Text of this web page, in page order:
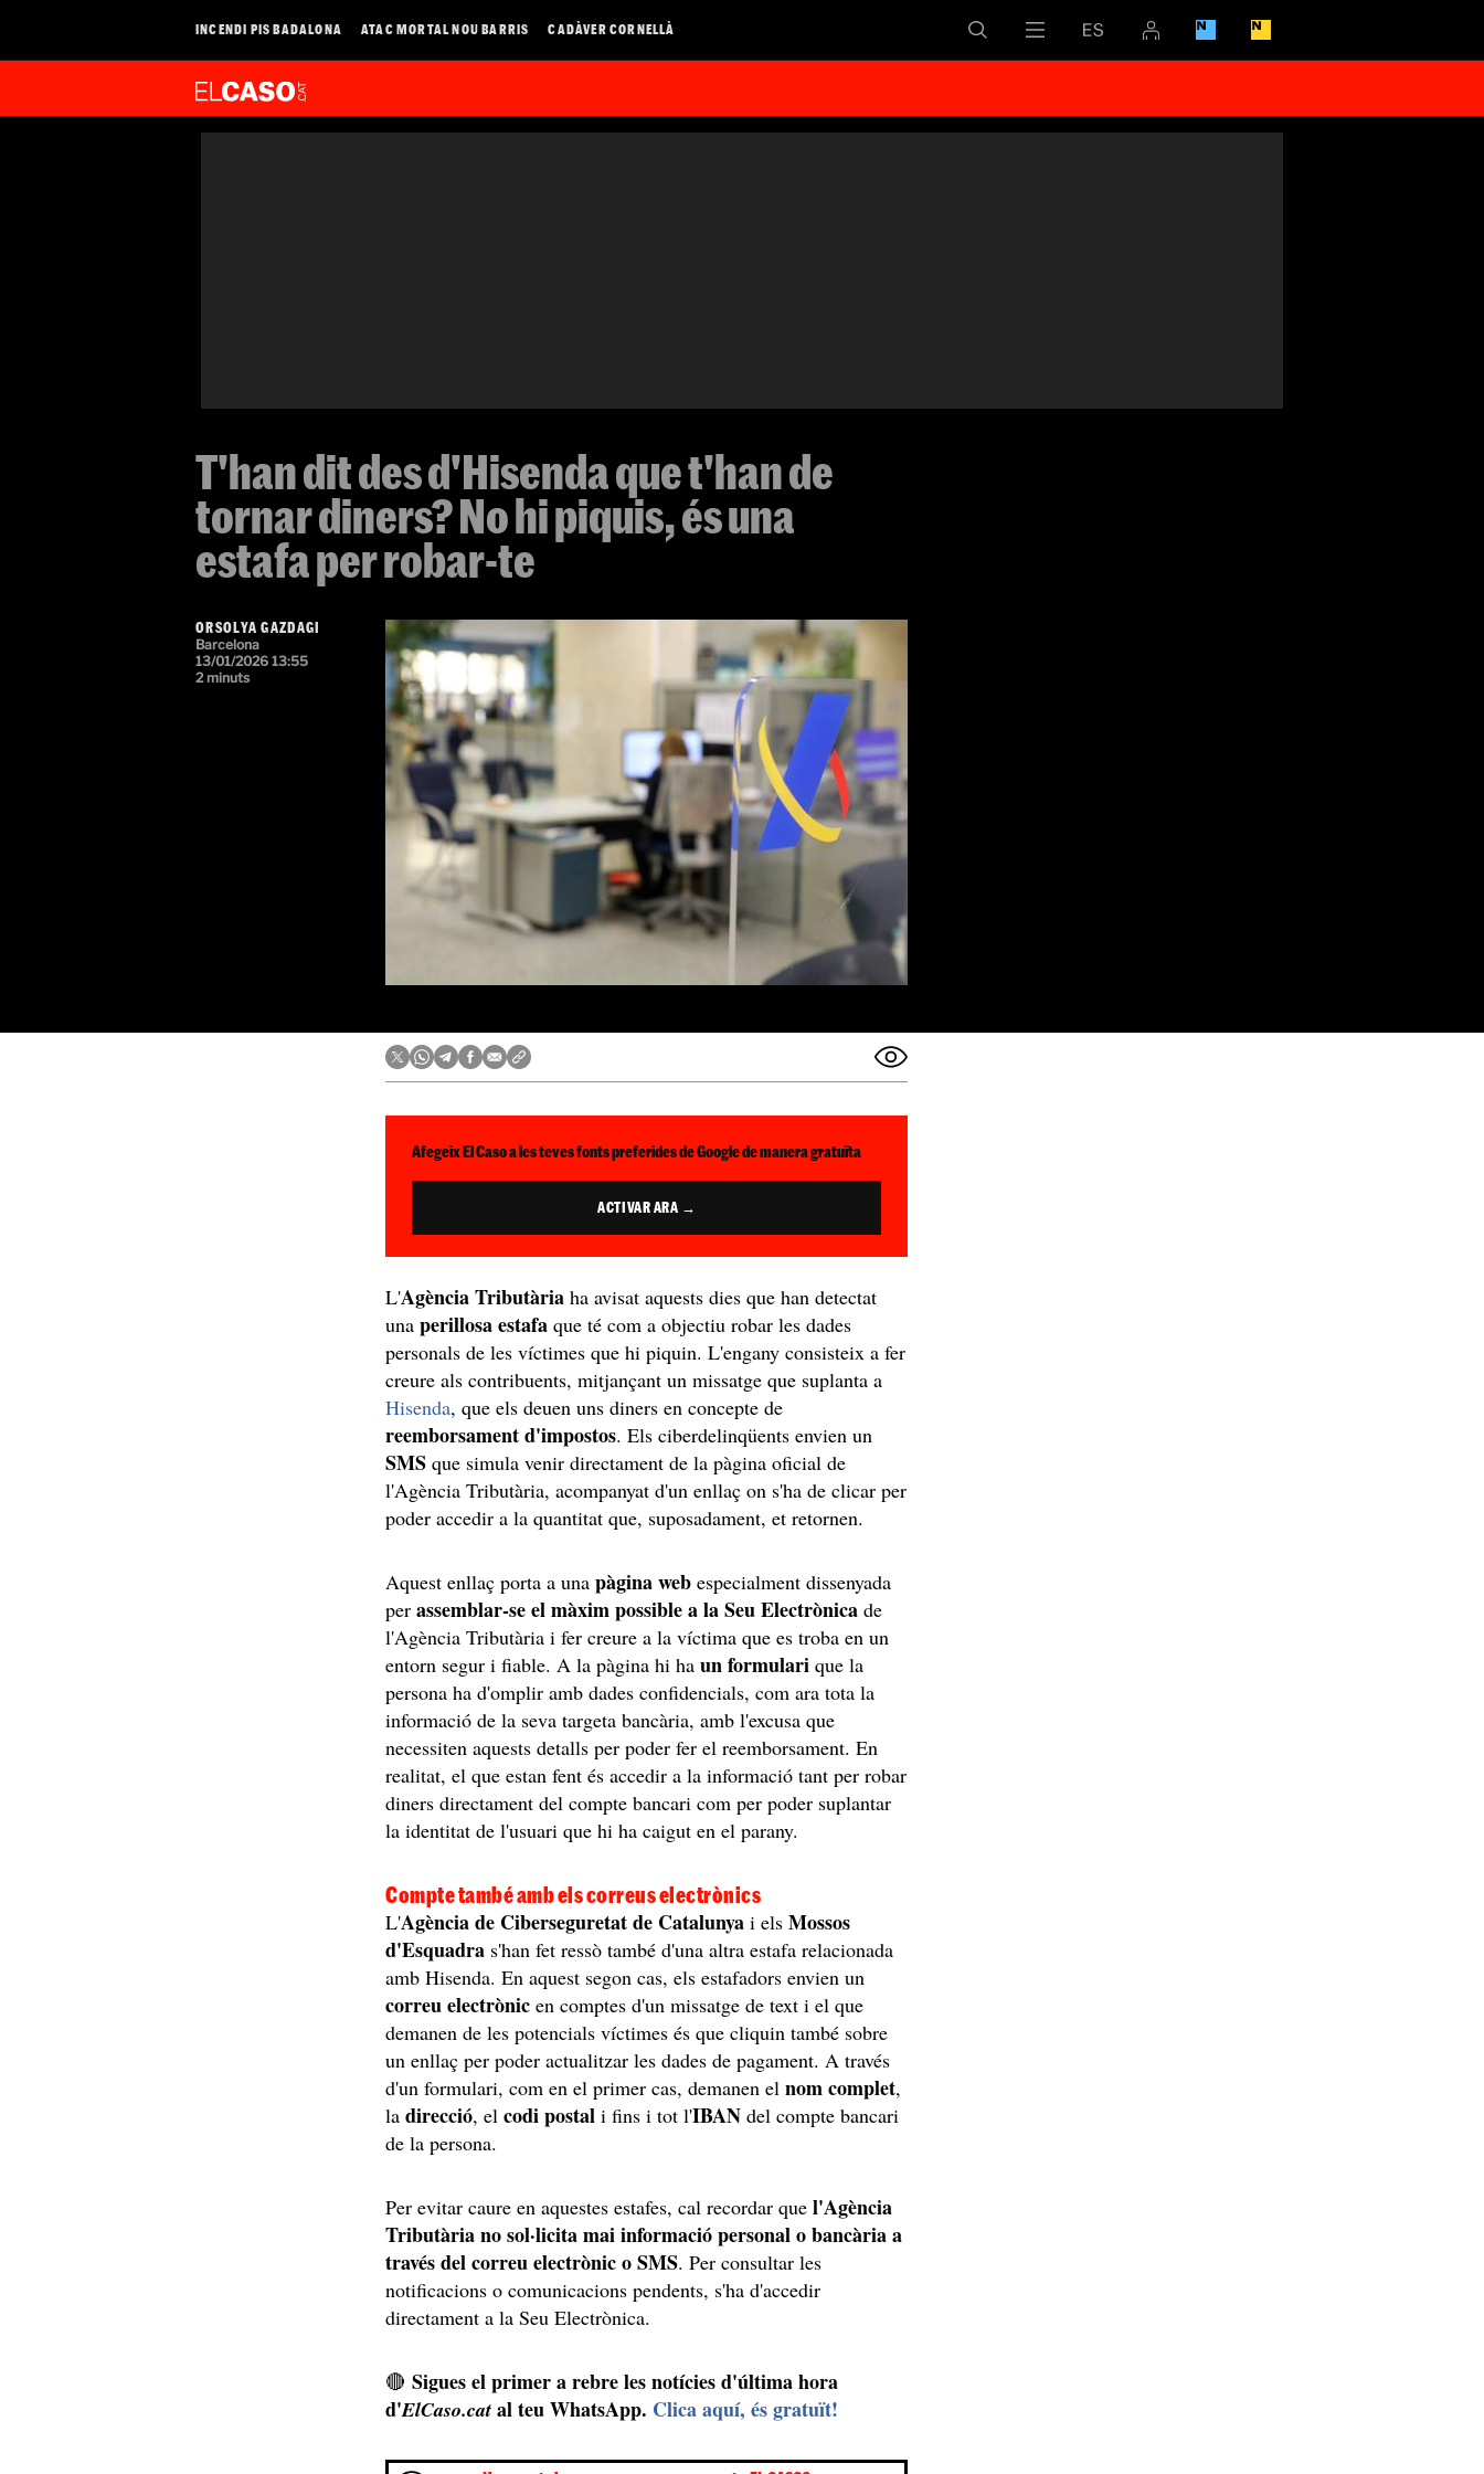
INCENDI PIS BADALONA ATAC MORTAL NOU BARRIS CADÀVER CORNELLÀ
T'han dit des d'Hisenda que t'han de
tornar diners? No hi piquis, és una
estafa per robar-te
ORSOLYA GAZDAGI
Barcelona
13/01/2026 13:55
2 minuts
Afegeix El Caso a les teves fonts preferides de Google de manera gratuïta
ACTIVAR ARA →
L'Agència Tributàriaha avisat aquests dies que han detectat
unaperillosa estafaque té com a objectiu robar les dades
personals de les víctimes que hi piquin. L'engany consisteix a fer
creure als contribuents, mitjançant un missatge que suplanta a
Hisenda, que els deuen uns diners en concepte de
reemborsament d'impostos. Els ciberdelinqüents envien un
SMS que simula venir directament de la pàgina oficial de
l'Agència Tributària, acompanyat d'un enllaç on s'ha de clicar per
poder accedir a la quantitat que, suposadament, et retornen.
Aquest enllaç porta a unapàgina web especialment dissenyada
perassemblar-se el màxim possible a la Seu Electrònicade
l'Agència Tributària i fer creure a la víctima que es troba en un
entorn segur i fiable. A la pàgina hi ha un formularique la
persona ha d'omplir amb dades confidencials, com ara tota la
informació de la seva targeta bancària, amb l'excusa que
necessiten aquests detalls per poder fer el reemborsament. En
realitat, el que estan fent és accedir a la informació tant per robar
diners directament del compte bancari com per poder suplantar
la identitat de l'usuari que hi ha caigut en el parany.
Compte també amb els correus electrònics
L'Agència de Ciberseguretat de Catalunya i els Mossos
d'Esquadra s'han fet ressò també d'una altra estafa relacionada
amb Hisenda. En aquest segon cas, els estafadors envien un
correu electrònic en comptes d'un missatge de text i el que
demanen de les potencials víctimes és que cliquin també sobre
un enllaç per poder actualitzar les dades de pagament. A través
d'un formulari, com en el primer cas, demanen elnom complet,
ladirecció, elcodi postal i fins i tot l'IBAN del compte bancari
de la persona.
Per evitar caure en aquestes estafes, cal recordar que l'Agència
Tributària no sol·licita mai informació personal o bancària a
través del correu electrònic o SMS. Per consultar les
notificacions o comunicacions pendents, s'ha d'accedir
directament a la Seu Electrònica.
🔴Sigues el primer a rebre les notícies d'última hora
d'ElCaso.cat al teu WhatsApp. Clica aquí, és gratuït!